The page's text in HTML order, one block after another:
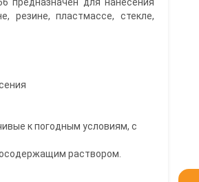
резине, пластмассе, стекле,
к погодным условиям, с
раствором.